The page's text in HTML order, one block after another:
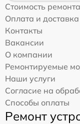
Стоимость ремонта
Оплата и доставка
Контакты
Вакансии
О компании
Ремонтируемые
Наши услуги
Согласие на
Способы оплаты
Ремонт